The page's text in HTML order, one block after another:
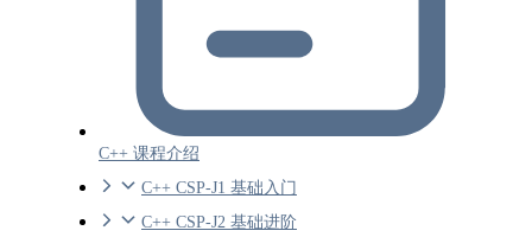
C++ 课程介绍
C++ CSP-J1 基础入门
C++ CSP-J2 基础进阶